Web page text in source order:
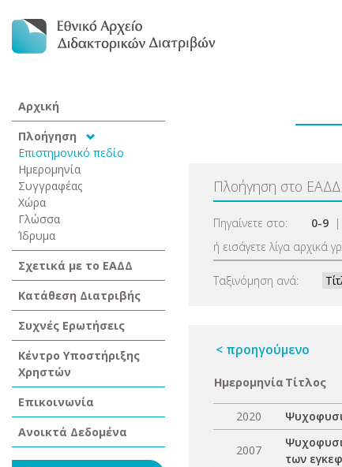
Αρχική
Πλοήγηση
Επιστημονικό πεδίο
Ημερομηνία
Συγγραφέας
Χώρα
Γλώσσα
Ίδρυμα
Σχετικά με το ΕΑΔΔ
Κατάθεση Διατριβής
Συχνές Ερωτήσεις
Κέντρο Υποστήριξης
Χρηστών
Επικοινωνία
Ανοικτά Δεδομένα
Πλοήγηση στο
Πηγαίνετε στο: 0-9 |
ή εισάγετε λίγα αρχικά
Ταξινόμηση ανά:
< προηγούμενο
Ημερομηνία Τίτλος
2020
2007
των